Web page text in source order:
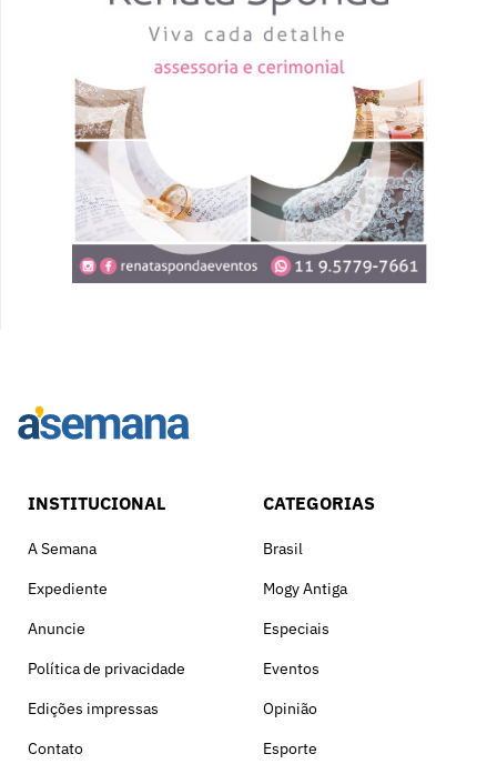
INSTITUCIONAL
A Semana
Expediente
Anuncie
Política de privacidade
Edições impressas
Contato
CATEGORIAS
Brasil
Mogy Antiga
Especiais
Eventos
Opinião
Esporte